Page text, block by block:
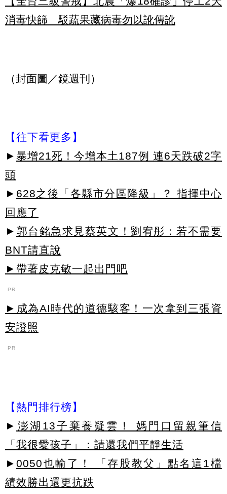
消毒快篩 駁蔬果藏病毒勿以訛傳訛
（封面圖／鏡週刊）
【往下看更多】
► 暴增21死！今增本土187例 連6天跌破2字
頭
► 628之後「各縣市分區降級」？ 指揮中心
回應了
► 郭台銘急求見蔡英文！劉宥彤：若不需要
BNT請直說
►帶著皮克敏一起出門吧
PR
►成為AI時代的道德駭客！一次拿到三張資
安證照
PR
【熱門排行榜】
► 澎湖13子棄養疑雲！ 媽門口留親筆信
「我很愛孩子」：請還我們平靜生活
► 0050也輸了！ 「存股教父」點名這1檔
績效勝出還更抗跌